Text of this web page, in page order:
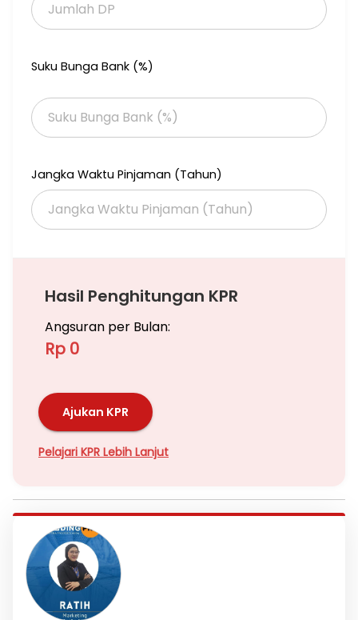
Suku Bunga Bank (%)
Jangka Waktu Pinjaman (Tahun)
Hasil Penghitungan KPR
Angsuran per Bulan:
Rp 0
Ajukan KPR
Pelajari KPR Lebih Lanjut